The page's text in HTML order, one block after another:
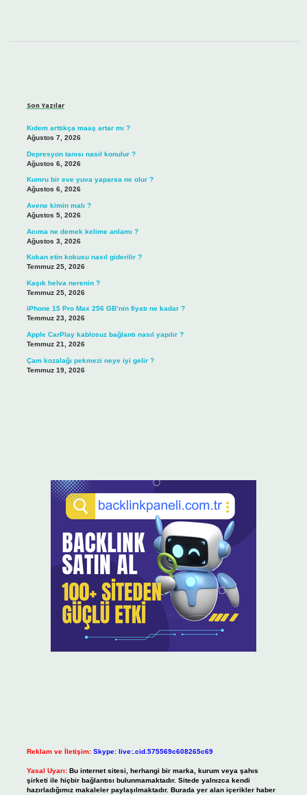
Son Yazılar
Kıdem arttıkça maaş artar mı ?
Ağustos 7, 2026
Depresyon tanısı nasıl konulur ?
Ağustos 6, 2026
Kumru bir eve yuva yaparsa ne olur ?
Ağustos 6, 2026
Avene kimin malı ?
Ağustos 5, 2026
Acıma ne demek kelime anlamı ?
Ağustos 3, 2026
Kokan etin kokusu nasıl giderilir ?
Temmuz 25, 2026
Kaşık helva nerenin ?
Temmuz 25, 2026
iPhone 15 Pro Max 256 GB’nin fiyatı ne kadar ?
Temmuz 23, 2026
Apple CarPlay kablosuz bağlantı nasıl yapılır ?
Temmuz 21, 2026
Çam kozalağı pekmezi neye iyi gelir ?
Temmuz 19, 2026
Reklam ve İletişim: Skype: live:.cid.575569c608265c69
Yasal Uyarı: Bu internet sitesi, herhangi bir marka, kurum veya şahıs
şirketi ile hiçbir bağlantısı bulunmamaktadır. Sitede yalnızca kendi
hazırladığımız makaleler paylaşılmaktadır. Burada yer alan içerikler haber